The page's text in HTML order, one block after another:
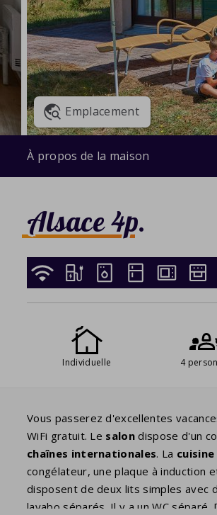
Emplacement
À propos de la maison
Alsace 4p.
Individuelle 4
Vous passerez d'excellentes
WiFi gratuit. Le salon dispose d'un
chaînes internationales. La cuisine
congélateur, une plaque à induction
disposent de deux lits simples avec
lavabo séparés. Il y a un WC séparé.